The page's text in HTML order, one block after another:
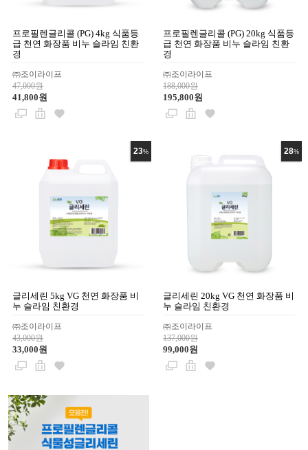
프로필렌글리콜 (PG) 4kg 식품등
급 천연 화장품 비누 슬라임 친환
경
㈜조이라이프
47,000원
41,800원
프로필렌글리콜 (PG) 20kg 식품등
급 천연 화장품 비누 슬라임 친환
경
㈜조이라이프
188,000원
195,800원
23%
글리세린 5kg VG 천연 화장품 비
누 슬라임 친환경
㈜조이라이프
43,000원
33,000원
28%
글리세린 20kg VG 천연 화장품 비
누 슬라임 친환경
㈜조이라이프
137,000원
99,000원